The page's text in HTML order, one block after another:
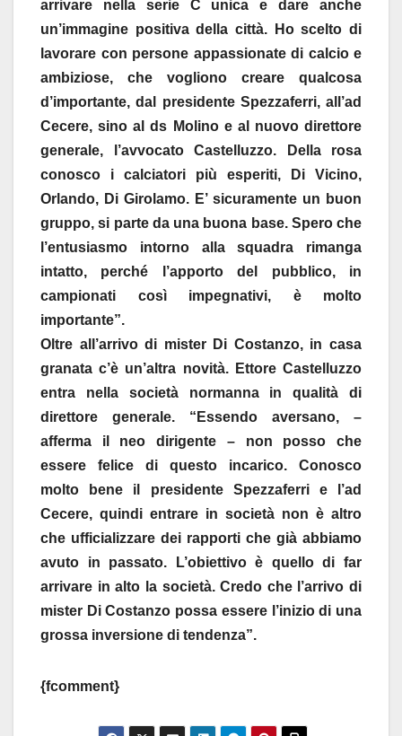
arrivare nella serie C unica e dare anche
un’immagine positiva della città. Ho scelto di
lavorare con persone appassionate di calcio e
ambiziose, che vogliono creare qualcosa
d’importante, dal presidente Spezzaferri, all’ad
Cecere, sino al ds Molino e al nuovo direttore
generale, l’avvocato Castelluzzo. Della rosa
conosco i calciatori più esperiti, Di Vicino,
Orlando, Di Girolamo. E’ sicuramente un buon
gruppo, si parte da una buona base. Spero che
l’entusiasmo intorno alla squadra rimanga
intatto, perché l’apporto del pubblico, in
campionati così impegnativi, è molto
importante”.
Oltre all’arrivo di mister Di Costanzo, in casa
granata c’è un’altra novità. Ettore Castelluzzo
entra nella società normanna in qualità di
direttore generale. “Essendo aversano, –
afferma il neo dirigente – non posso che
essere felice di questo incarico. Conosco
molto bene il presidente Spezzaferri e l’ad
Cecere, quindi entrare in società non è altro
che ufficializzare dei rapporti che già abbiamo
avuto in passato. L’obiettivo è quello di far
arrivare in alto la società. Credo che l’arrivo di
mister Di Costanzo possa essere l’inizio di una
grossa inversione di tendenza”.
{fcomment}